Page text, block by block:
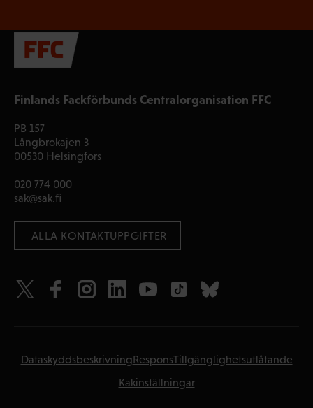
Finlands Fackförbunds Centralorganisation FFC
PB 157
Långbrokajen 3
00530 Helsingfors
020 774 000
sak@sak.fi
ALLA KONTAKTUPPGIFTER
DataskyddsbeskrivningResponsTillgänglighetsutlåtande
Kakinställningar